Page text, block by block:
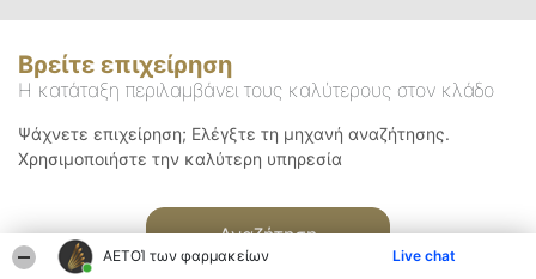
ΑΕΤΟΊ των φαρμακείων Live chat
Βρείτε επιχείρηση
Η κατάταξη περιλαμβάνει τους καλύτερους στον κλάδο
Ψάχνετε επιχείρηση; Ελέγξτε τη μηχανή αναζήτησης.
Χρησιμοποιήστε την καλύτερη υπηρεσία
Αναζήτηση